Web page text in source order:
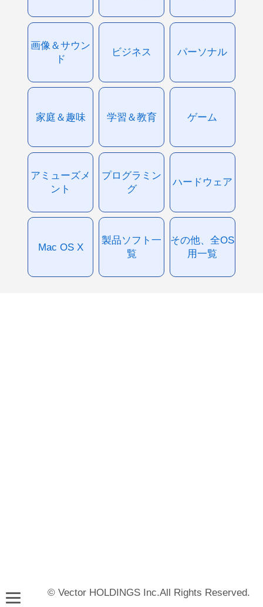
画像＆サウン
ド
ビジネス パーソナル
家庭＆趣味 学習＆教育 ゲーム
アミューズメ
ント
プログラミン
グ
ハードウェア
Mac OS X
製品ソフト一
覧
その他、全OS
用一覧
© Vector HOLDINGS Inc.All Rights Reserved.